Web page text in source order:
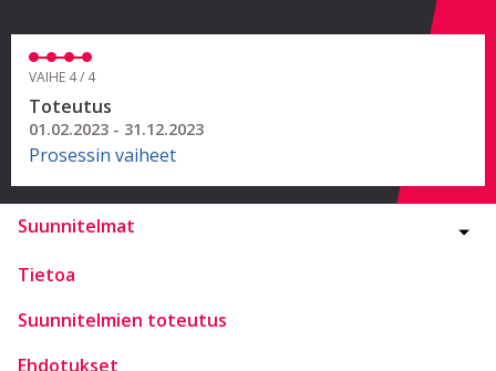
VAIHE 4 / 4
Toteutus
01.02.2023 - 31.12.2023
Prosessin vaiheet
Suunnitelmat
Tietoa
Suunnitelmien toteutus
Ehdotukset